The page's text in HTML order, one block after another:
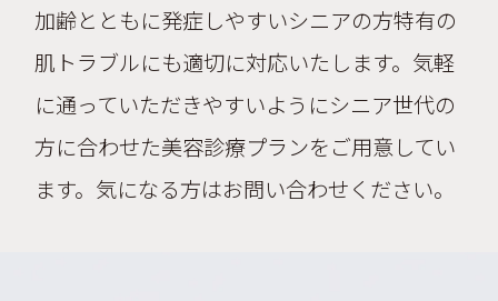
加齢とともに発症しやすいシニアの方特有の
肌トラブルにも適切に対応いたします。気軽
に通っていただきやすいようにシニア世代の
方に合わせた美容診療プランをご用意してい
ます。気になる方はお問い合わせください。